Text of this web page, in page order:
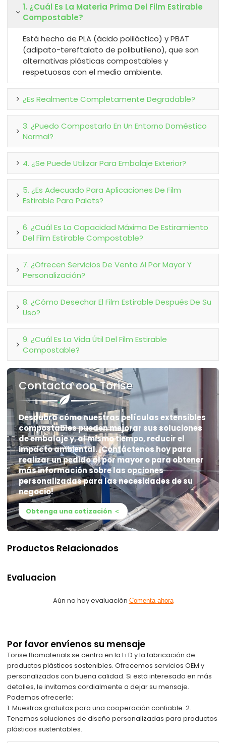
1. ¿Cuál Es La Materia Prima Del Film Estirable
Compostable?
Está hecho de PLA (ácido poliláctico) y PBAT
(adipato-tereftalato de polibutileno), que son
alternativas plásticas compostables y
respetuosas con el medio ambiente.
¿Es Realmente Completamente Degradable?
3. ¿Puedo Compostarlo En Un Entorno Doméstico
Normal?
4. ¿Se Puede Utilizar Para Embalaje Exterior?
5. ¿Es Adecuado Para Aplicaciones De Film
Estirable Para Palets?
6. ¿Cuál Es La Capacidad Máxima De Estiramiento
Del Film Estirable Compostable?
7. ¿Ofrecen Servicios De Venta Al Por Mayor Y
Personalización?
8. ¿Cómo Desechar El Film Estirable Después De Su
Uso?
9. ¿Cuál Es La Vida Útil Del Film Estirable
Compostable?
Contacta con Torise
Descubra cómo nuestras películas extensibles
compostables pueden mejorar sus soluciones
de embalaje y, al mismo tiempo, reducir el
impacto ambiental. ¡Contáctenos hoy para
realizar un pedido al por mayor o para obtener
más información sobre las opciones
personalizadas para las necesidades de su
negocio!
Obtenga una cotización ＜
Productos Relacionados
Evaluacion
Aún no hay evaluación Comenta ahora
Por favor envíenos su mensaje
Torise Biomaterials se centra en la I+D y la fabricación de
productos plásticos sostenibles. Ofrecemos servicios OEM y
personalizados con buena calidad. Si está interesado en más
detalles, le invitamos cordialmente a dejar su mensaje.
Podemos ofrecerle:
1. Muestras gratuitas para una cooperación confiable. 2.
Tenemos soluciones de diseño personalizadas para productos
plásticos sustentables.